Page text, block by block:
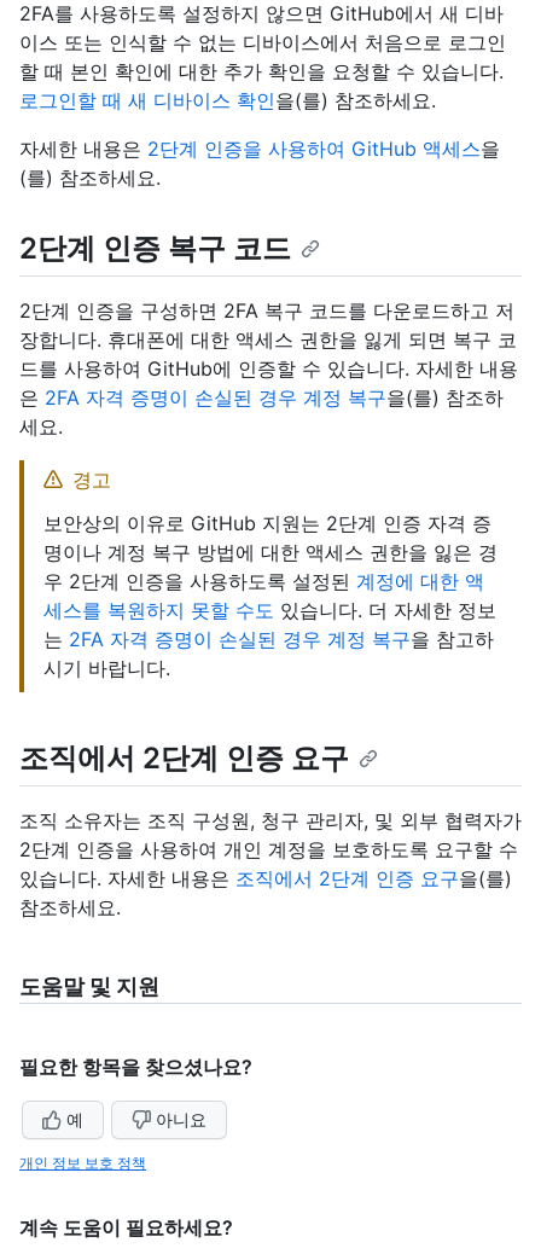
2FA를 사용하도록 설정하지 않으면 GitHub에서 새 디바
이스 또는 인식할 수 없는 디바이스에서 처음으로 로그인
할 때 본인 확인에 대한 추가 확인을 요청할 수 있습니다.
로그인할 때 새 디바이스 확인을(를) 참조하세요.
자세한 내용은 2단계 인증을 사용하여 GitHub 액세스을
(를) 참조하세요.
2단계 인증 복구 코드
2단계 인증을 구성하면 2FA 복구 코드를 다운로드하고 저
장합니다. 휴대폰에 대한 액세스 권한을 잃게 되면 복구 코
드를 사용하여 GitHub에 인증할 수 있습니다. 자세한 내용
은 2FA 자격 증명이 손실된 경우 계정 복구을(를) 참조하
세요.
경고
보안상의 이유로 GitHub 지원는 2단계 인증 자격 증
명이나 계정 복구 방법에 대한 액세스 권한을 잃은 경
우 2단계 인증을 사용하도록 설정된 계정에 대한 액
세스를 복원하지 못할 수도 있습니다. 더 자세한 정보
는 2FA 자격 증명이 손실된 경우 계정 복구을 참고하
시기 바랍니다.
조직에서 2단계 인증 요구
조직 소유자는 조직 구성원, 청구 관리자, 및 외부 협력자가
2단계 인증을 사용하여 개인 계정을 보호하도록 요구할 수
있습니다. 자세한 내용은 조직에서 2단계 인증 요구을(를)
참조하세요.
도움말 및 지원
필요한 항목을 찾으셨나요?
예 아니요
개인 정보 보호 정책
계속 도움이 필요하세요?